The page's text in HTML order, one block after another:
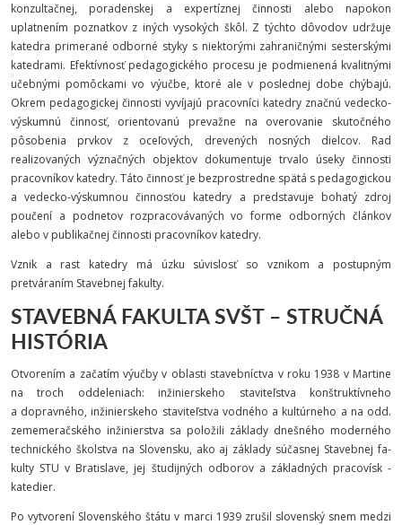
konzultačnej, poradenskej a expertíznej činnosti alebo napokon
uplatnením poznatkov z iných vysokých škôl. Z týchto dôvodov udržuje
katedra primerané odborné styky s niektorými zahraničnými sesterskými
katedrami. Efektívnosť pedagogického procesu je podmienená kvalitnými
učebnými pomôckami vo výučbe, ktoré ale v poslednej dobe chýbajú.
Okrem pedagogickej činnosti vyvíjajú pracovníci katedry značnú vedecko-
výskumnú činnosť, orientovanú prevažne na overovanie skutočného
pôsobenia prvkov z oceľových, drevených nosných dielcov. Rad
realizovaných význačných objektov dokumentuje trvalo úseky činnosti
pracovníkov katedry. Táto činnosť je bezprostredne spätá s pedagogickou
a vedecko-výskumnou činnosťou katedry a predstavuje bohatý zdroj
poučení a podnetov rozpracovávaných vo forme odborných článkov
alebo v publikačnej činnosti pracovníkov katedry.
Vznik a rast katedry má úzku súvislosť so vznikom a postupným
pretváraním Stavebnej fakulty.
STAVEBNÁ FAKULTA SVŠT – STRUČNÁ
HISTÓRIA
Otvorením a začatím výučby v oblasti sta­vebníctva v roku 1938 v Martine
na troch oddele­niach: inžinierskeho staviteľstva konštruktívneho
a dopravného, inžinierskeho staviteľstva vodného a kultúrneho a na odd.
zememeračského inžinierstva sa položili základy dneš­ného moder­ného
technické­ho školstva na Slo­ven­sku, ako aj základy súčasnej Stavebnej fa­
kulty STU v Bratislave, jej študij­ných od­borov a zá­kladných pracovísk -
katedier.
Po vytvorení Slovenského štátu v marci 1939 zrušil slovenský snem medzi